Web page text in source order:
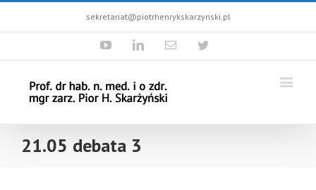
sekretariat@piotrhenrykskarzynski.pl
YoutubeLinkedinEmail Twitter
21.05 debata 3